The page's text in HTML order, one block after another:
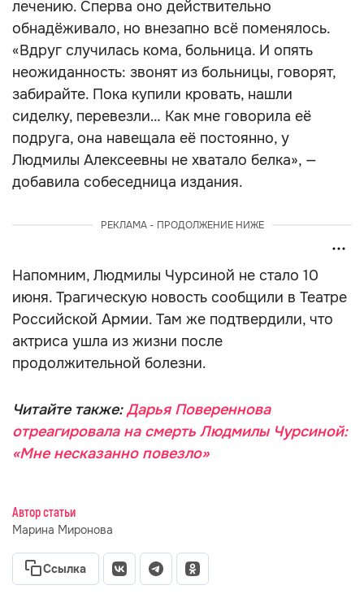
лечению. Сперва оно действительно
обнадёживало, но внезапно всё поменялось.
«Вдруг случилась кома, больница. И опять
неожиданность: звонят из больницы, говорят,
забирайте. Пока купили кровать, нашли
сиделку, перевезли… Как мне говорила её
подруга, она навещала её постоянно, у
Людмилы Алексеевны не хватало белка», —
добавила собеседница издания.
РЕКЛАМА - ПРОДОЛЖЕНИЕ НИЖЕ
Напомним, Людмилы Чурсиной не стало 10
июня. Трагическую новость сообщили в Театре
Российской Армии. Там же подтвердили, что
актриса ушла из жизни после
продолжительной болезни.
Читайте также:Дарья Повереннова
отреагировала на смерть Людмилы Чурсиной:
«Мне несказанно повезло»
Автор статьи
Марина Миронова
Ссылка